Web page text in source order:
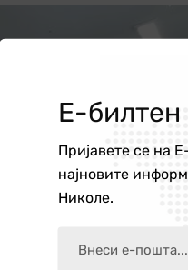
Е-билтен
Пријавете се на
најновите
Николе.